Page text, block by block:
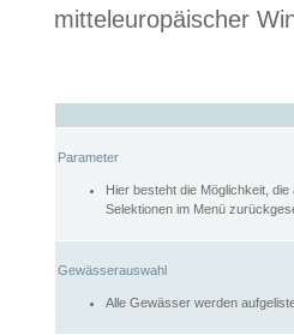
mitteleuropäischer
Parameter
Hier besteht die Möglichkeit,
Selektionen im Menü
Gewässerauswahl
Alle Gewässer werden